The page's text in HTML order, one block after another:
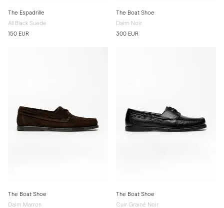
The Espadrille
All Black Suede
150 EUR
The Boat Shoe
Daim Noir
300 EUR
The Boat Shoe
Daim Marron
The Boat Shoe
Cuir Grainé Noir